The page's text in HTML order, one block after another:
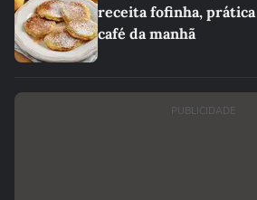
receita fofinha,
café da manhã
PUBLICIDADE